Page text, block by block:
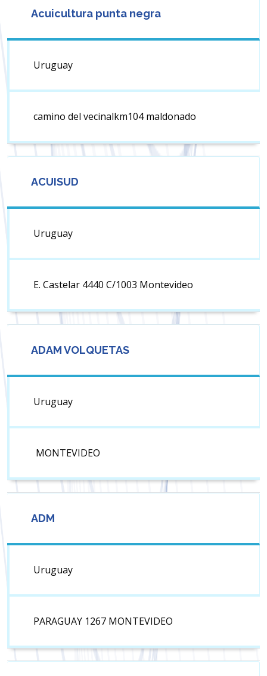
Acuicultura punta negra
Uruguay
camino del vecinalkm104 maldonado
ACUISUD
Uruguay
E. Castelar 4440 C/1003 Montevideo
ADAM VOLQUETAS
Uruguay
MONTEVIDEO
ADM
Uruguay
PARAGUAY 1267 MONTEVIDEO